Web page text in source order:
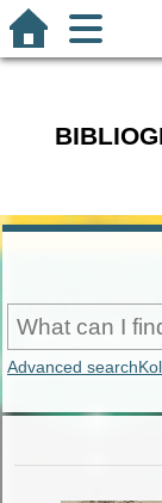
Advanced search